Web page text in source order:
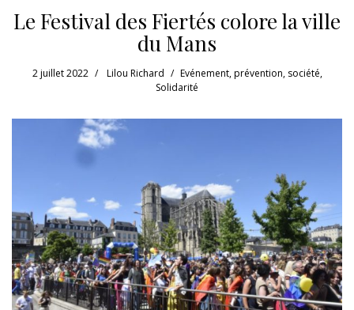
Le Festival des Fiertés colore la ville
du Mans
2 juillet 2022 Lilou Richard Evénement,prévention, société,
Solidarité